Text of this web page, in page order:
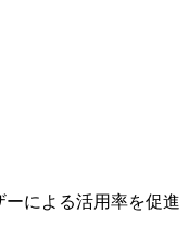
による活用率を促進